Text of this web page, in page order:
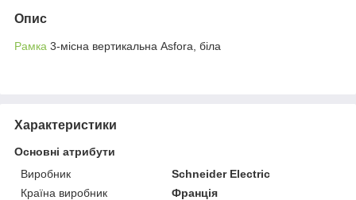
Опис
Рамка 3-місна вертикальна Asfora, біла
Характеристики
Основні атрибути
Виробник
Schneider Electric
Країна виробник
Франція